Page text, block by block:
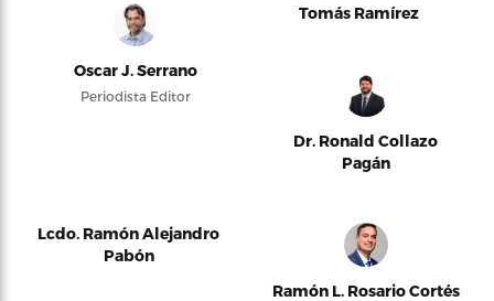
Oscar J. Serrano
Periodista Editor
Tomás Ramírez
Dr. Ronald Collazo
Pagán
Lcdo. Ramón Alejandro
Pabón
Ramón L. Rosario Cortés